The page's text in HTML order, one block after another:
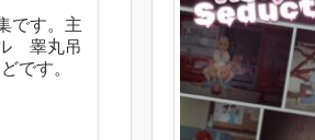
です。主
睾丸吊
です。